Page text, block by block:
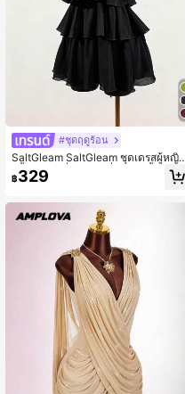
#ชุดฤดูร้อน
SaltGleam SaltGleam ชุดเดรสผู้หญิง
สีพื้นสไตล์ฝรั่งเศสแฟชั่นหลายชั้นชายร
ะบาย คอฮอลเตอร์สายผูก
฿329